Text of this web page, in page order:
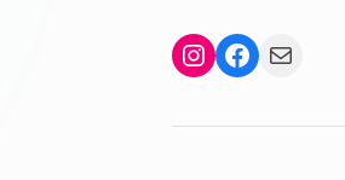
Instagram
Facebook
Mail